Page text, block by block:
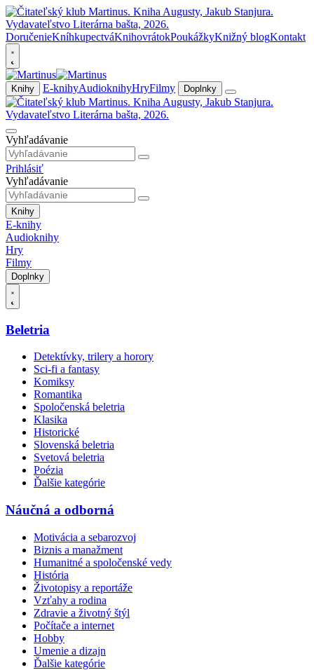
DoručenieKníhkupectváKnihovrátokPoukážkyKnižný blogKontakt
Knihy E-knihyAudioknihyHryFilmy Doplnky
Vyhľadávanie
Prihlásiť
Vyhľadávanie
Knihy
E-knihy
Audioknihy
Hry
Filmy
Doplnky
Beletria
Detektívky, trilery a horory
Sci-fi a fantasy
Komiksy
Romantika
Spoločenská beletria
Klasika
Historické
Slovenská beletria
Svetová beletria
Poézia
Ďalšie kategórie
Náučná a odborná
Motivácia a sebarozvoj
Biznis a manažment
Humanitné a spoločenské vedy
História
Životopisy a reportáže
Vzťahy a rodina
Zdravie a životný štýl
Počítače a internet
Hobby
Umenie a dizajn
Ďalšie kategórie